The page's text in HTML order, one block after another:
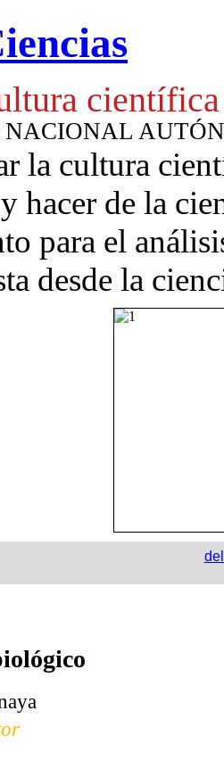
científica
la cultura
hacer de la
para el
desde la